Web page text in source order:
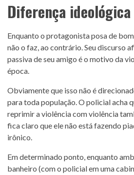
Diferença ideológica
Enquanto o protagonista posa de
não o faz, ao contrário. Seu discurso
passiva de seu amigo é o motivo da
época.
Obviamente que isso não é
para toda população. O policial acha
reprimir a violência com violência
fica claro que ele não está fazendo
irônico.
Em determinado ponto, enquanto
banheiro (com o policial em uma